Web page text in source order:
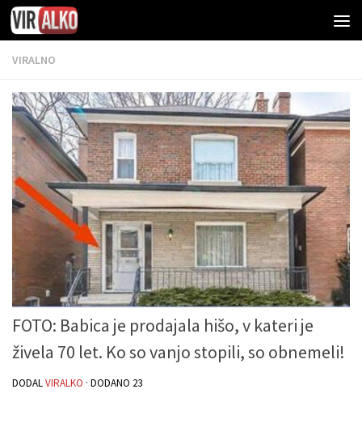
VIRALNO
FOTO: Babica je prodajala hišo, v kateri je
živela 70 let. Ko so vanjo stopili, so obnemeli!
DODALVIRALKO · DODANO 23